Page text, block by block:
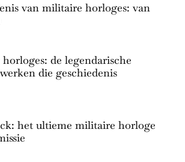
van militaire horloges: van
de legendarische
die geschiedenis
het ultieme militaire horloge